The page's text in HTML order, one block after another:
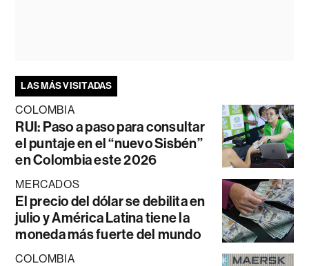
LAS MÁS VISITADAS
COLOMBIA
RUI: Paso a paso para consultar
el puntaje en el “nuevo Sisbén”
en Colombia este 2026
MERCADOS
El precio del dólar se debilita en
julio y América Latina tiene la
moneda más fuerte del mundo
COLOMBIA